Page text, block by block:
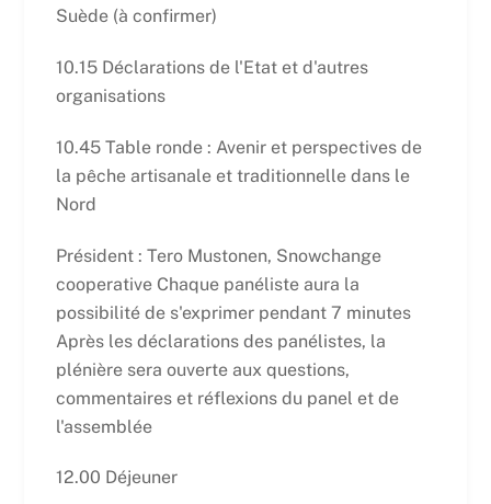
Suède (à confirmer)
10.15 Déclarations de l'Etat et d'autres
organisations
10.45 Table ronde : Avenir et perspectives de
la pêche artisanale et traditionnelle dans le
Nord
Président : Tero Mustonen, Snowchange
cooperative Chaque panéliste aura la
possibilité de s'exprimer pendant 7 minutes
Après les déclarations des panélistes, la
plénière sera ouverte aux questions,
commentaires et réflexions du panel et de
l'assemblée
12.00 Déjeuner